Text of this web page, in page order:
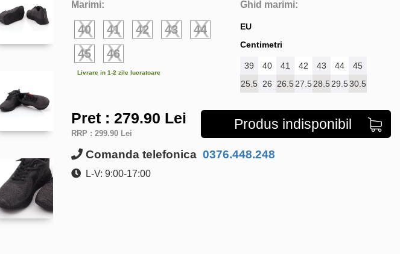
Marimi:
40 41 42 43
44
45
46
Livrare in 1-2 zile lucratoare
Ghid marimi:
EU
Centimetri
39 40 41 42 43 44
45
25.5 26 26.527.528.529.530.5
Pret : 279.90 Lei
RRP : 299.90 Lei
Produs indisponibil
Comanda telefonica 0376.448.248
L-V: 9:00-17:00